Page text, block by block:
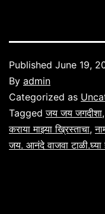
Published June 19,
By admin
Categorized as
Taggedजय जय जगदीशा
कराया माझ्या ख्रिस्ताचा,
जय. आनंदे वाजवा टाळी.घ्या